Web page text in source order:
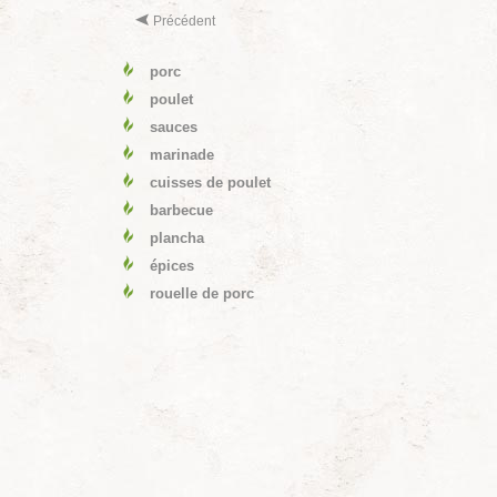
Précédent
porc
poulet
sauces
marinade
cuisses de poulet
barbecue
plancha
épices
rouelle de porc